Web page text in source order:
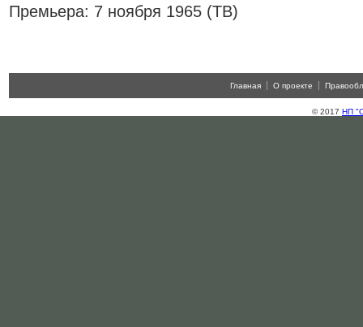
Премьера: 7 ноября 1965 (ТВ)
Главная О проекте
© 2017 НП